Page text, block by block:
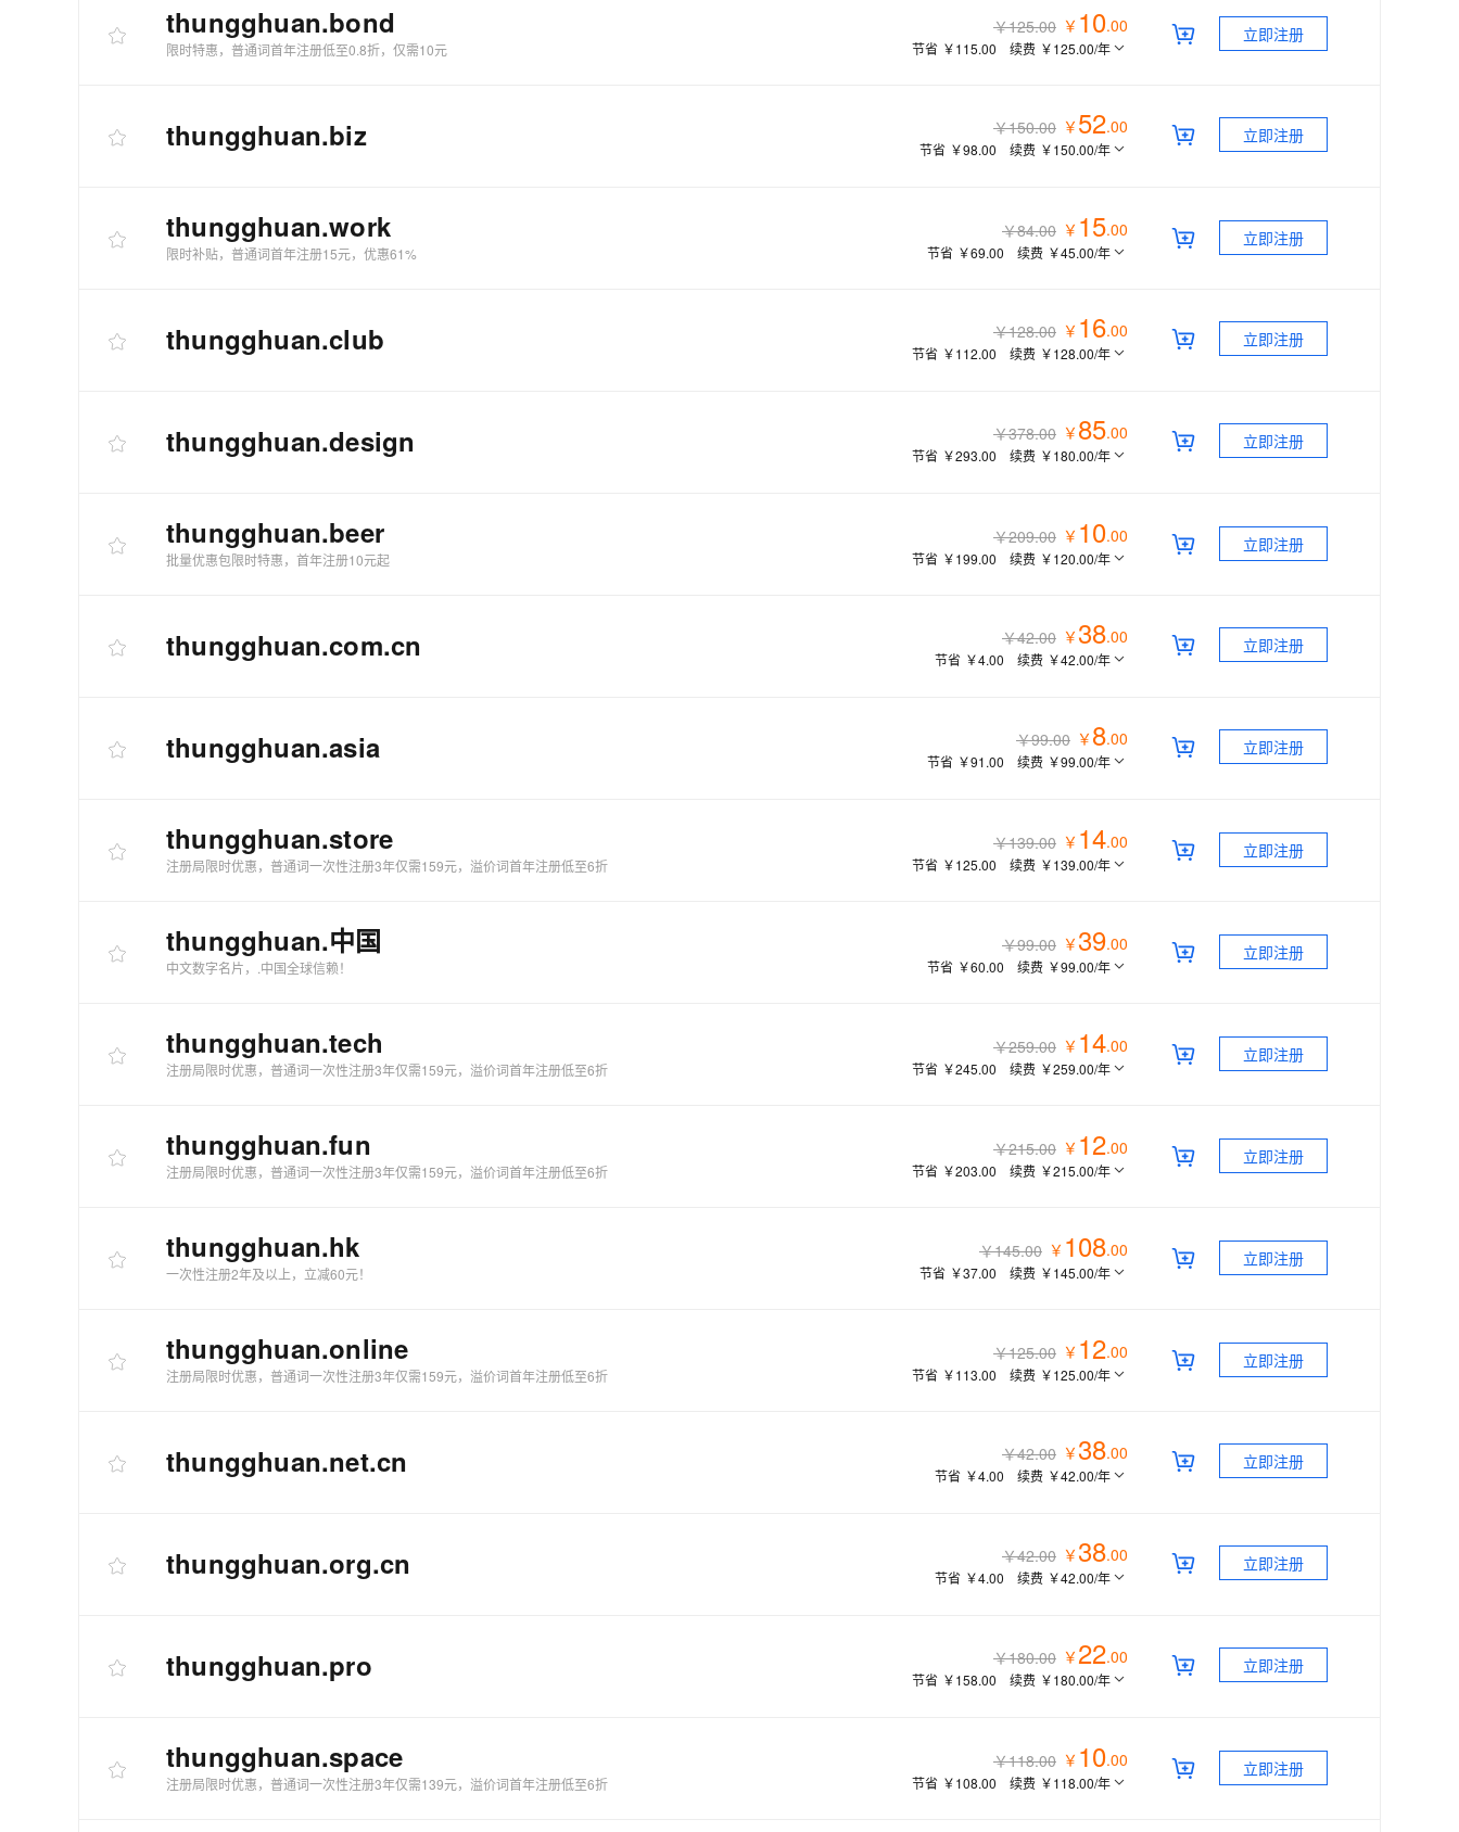
thungghuan.bond
限时特惠，普通词首年注册低至0.8折，仅需10元
￥125.00 ￥ 10.00
节省 ￥115.00 续费 ￥125.00/年
立即注册
thungghuan.biz ￥150.00 ￥ 52.00
节省 ￥98.00 续费 ￥150.00/年
立即注册
thungghuan.work
限时补贴，普通词首年注册15元，优惠61%
￥84.00 ￥ 15.00
节省 ￥69.00 续费 ￥45.00/年
立即注册
thungghuan.club ￥128.00 ￥ 16.00
节省 ￥112.00 续费 ￥128.00/年
立即注册
thungghuan.design ￥378.00 ￥ 85.00
节省 ￥293.00 续费 ￥180.00/年
立即注册
thungghuan.beer
批量优惠包限时特惠，首年注册10元起
￥209.00 ￥ 10.00
节省 ￥199.00 续费 ￥120.00/年
立即注册
thungghuan.com.cn ￥42.00 ￥ 38.00
节省 ￥4.00 续费 ￥42.00/年
立即注册
thungghuan.asia ￥99.00 ￥ 8.00
节省 ￥91.00 续费 ￥99.00/年
立即注册
thungghuan.store
注册局限时优惠，普通词一次性注册3年仅需159元，溢价词首年注册低至6折
￥139.00 ￥ 14.00
节省 ￥125.00 续费 ￥139.00/年
立即注册
thungghuan.中国
中文数字名片，.中国全球信赖！
￥99.00 ￥ 39.00
节省 ￥60.00 续费 ￥99.00/年
立即注册
thungghuan.tech
注册局限时优惠，普通词一次性注册3年仅需159元，溢价词首年注册低至6折
￥259.00 ￥ 14.00
节省 ￥245.00 续费 ￥259.00/年
立即注册
thungghuan.fun
注册局限时优惠，普通词一次性注册3年仅需159元，溢价词首年注册低至6折
￥215.00 ￥ 12.00
节省 ￥203.00 续费 ￥215.00/年
立即注册
thungghuan.hk
一次性注册2年及以上，立减60元！
￥145.00 ￥ 108.00
节省 ￥37.00 续费 ￥145.00/年
立即注册
thungghuan.online
注册局限时优惠，普通词一次性注册3年仅需159元，溢价词首年注册低至6折
￥125.00 ￥ 12.00
节省 ￥113.00 续费 ￥125.00/年
立即注册
thungghuan.net.cn ￥42.00 ￥ 38.00
节省 ￥4.00 续费 ￥42.00/年
立即注册
thungghuan.org.cn ￥42.00 ￥ 38.00
节省 ￥4.00 续费 ￥42.00/年
立即注册
thungghuan.pro ￥180.00 ￥ 22.00
节省 ￥158.00 续费 ￥180.00/年
立即注册
thungghuan.space
注册局限时优惠，普通词一次性注册3年仅需139元，溢价词首年注册低至6折
￥118.00 ￥ 10.00
节省 ￥108.00 续费 ￥118.00/年
立即注册